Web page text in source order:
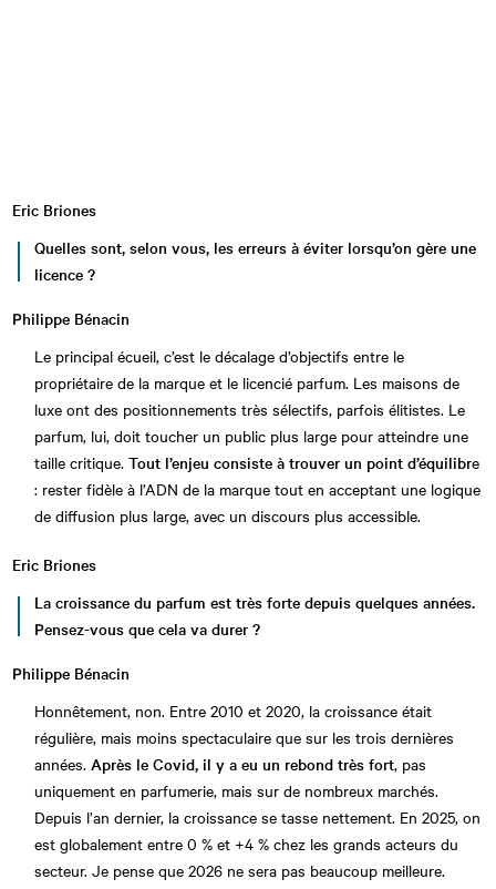
Eric Briones
Quelles sont, selon vous, les erreurs à éviter lorsqu’on gère une
licence ?
Philippe Bénacin
Le principal écueil, c’est le décalage d’objectifs entre le
propriétaire de la marque et le licencié parfum. Les maisons de
luxe ont des positionnements très sélectifs, parfois élitistes. Le
parfum, lui, doit toucher un public plus large pour atteindre une
taille critique. Tout l’enjeu consiste à trouver un point d’équilibre
: rester fidèle à l’ADN de la marque tout en acceptant une logique
de diffusion plus large, avec un discours plus accessible.
Eric Briones
La croissance du parfum est très forte depuis quelques années.
Pensez-vous que cela va durer ?
Philippe Bénacin
Honnêtement, non. Entre 2010 et 2020, la croissance était
régulière, mais moins spectaculaire que sur les trois dernières
années.Après le Covid, il y a eu un rebond très fort, pas
uniquement en parfumerie, mais sur de nombreux marchés.
Depuis l’an dernier, la croissance se tasse nettement. En 2025, on
est globalement entre 0 % et +4 % chez les grands acteurs du
secteur. Je pense que 2026 ne sera pas beaucoup meilleure.